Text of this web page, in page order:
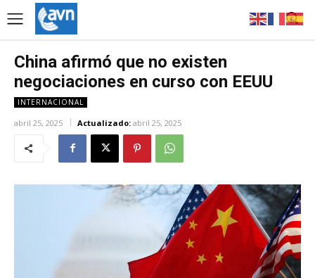
China afirmó que no existen
negociaciones en curso con EEUU
INTERNACIONAL
abril 25, 2025 Actualizado: abril 25, 2025